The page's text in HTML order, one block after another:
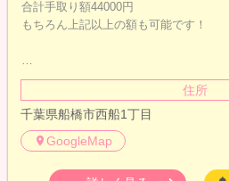
合計手取り額44000円
もちろん上記以上の額も可能です！
住所
千葉県船橋市西船1丁目
GoogleMap